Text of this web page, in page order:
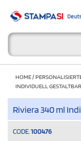
HOME/
INDIVIDUELL
Riviera 340 ml
CODE. 100476